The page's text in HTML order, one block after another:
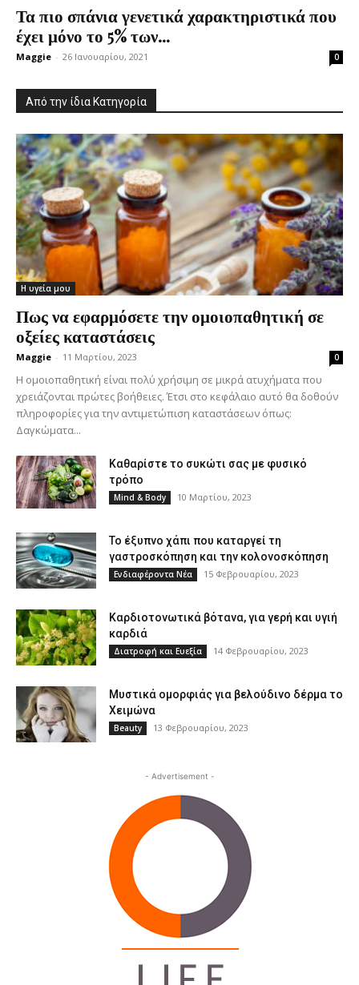
Τα πιο σπάνια γενετικά χαρακτηριστικά που
έχει μόνο το 5% των...
Maggie - 26 Ιανουαρίου, 2021 0
Από την ίδια Κατηγορία
Η υγεία μου
Πως να εφαρμόσετε την ομοιοπαθητική σε
οξείες καταστάσεις
Maggie - 11 Μαρτίου, 2023 0
Η ομοιοπαθητική είναι πολύ χρήσιμη σε μικρά ατυχήματα που
χρειάζονται πρώτες βοήθειες. Έτσι στο κεφάλαιο αυτό θα δοθούν
πληροφορίες για την αντιμετώπιση καταστάσεων όπως:
Δαγκώματα...
Καθαρίστε το συκώτι σας με φυσικό
τρόπο
Mind & Body 10 Μαρτίου, 2023
Το έξυπνο χάπι που καταργεί τη
γαστροσκόπηση και την κολονοσκόπηση
Ενδιαφέροντα Νέα 15 Φεβρουαρίου, 2023
Καρδιοτονωτικά βότανα, για γερή και υγιή
καρδιά
Διατροφή και Ευεξία 14 Φεβρουαρίου, 2023
Μυστικά ομορφιάς για βελούδινο δέρμα το
Χειμώνα
Beauty 13 Φεβρουαρίου, 2023
- Advertisement -